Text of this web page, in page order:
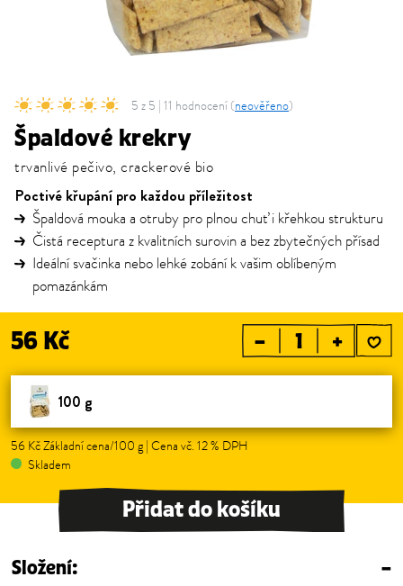
5 z 5 | 11 hodnocení (neověřeno)
Špaldové krekry
trvanlivé pečivo, crackerové bio
Poctivé křupání pro každou příležitost
Špaldová mouka a otruby pro plnou chuť i křehkou strukturu
Čistá receptura z kvalitních surovin a bez zbytečných přísad
Ideální svačinka nebo lehké zobání k vašim oblíbeným
pomazánkám
56 Kč – +
100 g
56 Kč Základní cena/100 g | Cena vč. 12 % DPH
Skladem
Přidat do košíku
Složení: –